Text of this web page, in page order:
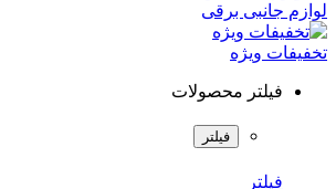
لوازم جانبی برقی
تخفیفات ویژه
فیلتر محصولات
فیلتر
فیلتر